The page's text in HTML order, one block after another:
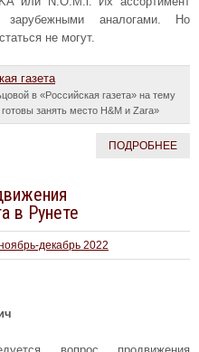
аналогами. Но
не могут.
в «Российская газета» на тему
занять место H&М и Zara»
ПОДРОБНЕЕ
в Рунете
декабрь 2022